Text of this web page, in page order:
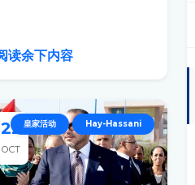
读余下内容
22
OCT
皇家活动 Hay-Hassani